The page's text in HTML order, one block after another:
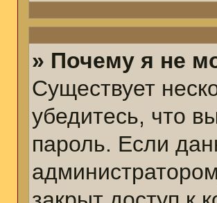
» Почему я не
Существует
убедитесь, что
пароль. Если